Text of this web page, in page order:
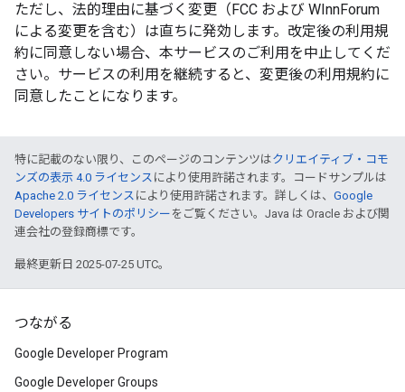
ただし、法的理由に基づく変更（FCC および WInnForum
による変更を含む）は直ちに発効します。改定後の利用規
約に同意しない場合、本サービスのご利用を中止してくだ
さい。サービスの利用を継続すると、変更後の利用規約に
同意したことになります。
特に記載のない限り、このページのコンテンツはクリエイティブ・コモ
ンズの表示 4.0 ライセンス により使用許諾されます。コードサンプルは
Apache 2.0 ライセンス により使用許諾されます。詳しくは、 Google
Developers サイトのポリシー をご覧ください。Java は Oracle および関
連会社の登録商標です。
最終更新日 2025-07-25 UTC。
つながる
Google Developer Program
Google Developer Groups